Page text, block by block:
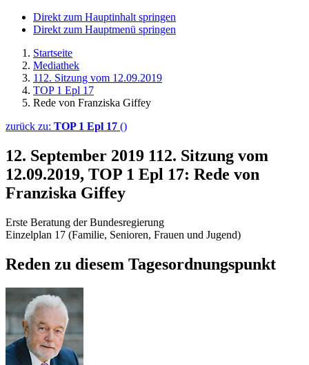
Direkt zum Hauptinhalt springen
Direkt zum Hauptmenü springen
Startseite
Mediathek
112. Sitzung vom 12.09.2019
TOP 1 Epl 17
Rede von Franziska Giffey
zurück zu: TOP 1 Epl 17 ()
12. September 2019 112. Sitzung vom
12.09.2019, TOP 1 Epl 17: Rede von
Franziska Giffey
Erste Beratung der Bundesregierung
Einzelplan 17 (Familie, Senioren, Frauen und Jugend)
Reden zu diesem Tagesordnungspunkt